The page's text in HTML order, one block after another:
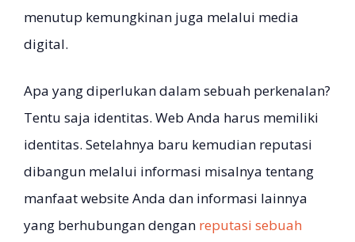
menutup kemungkinan juga melalui media
digital.
Apa yang diperlukan dalam sebuah perkenalan?
Tentu saja identitas. Web Anda harus memiliki
identitas. Setelahnya baru kemudian reputasi
dibangun melalui informasi misalnya tentang
manfaat website Anda dan informasi lainnya
yang berhubungan dengan reputasi sebuah